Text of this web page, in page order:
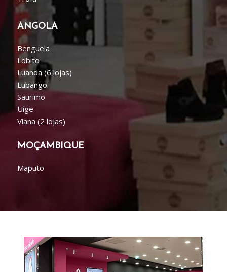
ANGOLA
Benguela
Lobito
Luanda (6 lojas)
Lubango
Saurimo
Uíge
Viana (2 lojas)
MOÇAMBIQUE
Maputo